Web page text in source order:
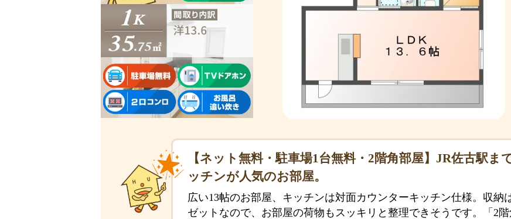
【ネット無料・駐車場1台無料・2階角部屋】JR佐古駅ま
ッチンが人気のお部屋。
広い13帖のお部屋、キッチンは対面カウンターキッチン仕様。収納
ゼットなので、お部屋の荷物もスッキリと整理できそうです。「2